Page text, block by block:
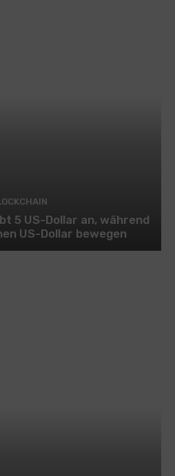
5 US-Dollar an, während
US-Dollar bewegen